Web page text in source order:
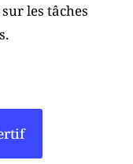
les tâches